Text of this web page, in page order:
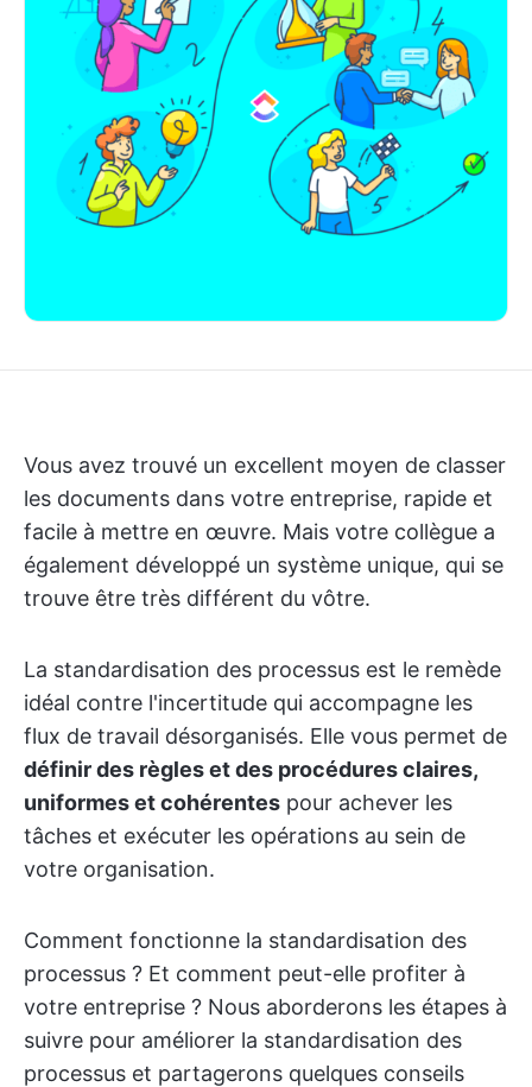
Vous avez trouvé un excellent moyen de classer
les documents dans votre entreprise, rapide et
facile à mettre en œuvre. Mais votre collègue a
également développé un système unique, qui se
trouve être très différent du vôtre.
La standardisation des processus est le remède
idéal contre l'incertitude qui accompagne les
flux de travail désorganisés. Elle vous permet de
définir des règles et des procédures claires,
uniformes et cohérentes pour achever les
tâches et exécuter les opérations au sein de
votre organisation.
Comment fonctionne la standardisation des
processus ? Et comment peut-elle profiter à
votre entreprise ? Nous aborderons les étapes à
suivre pour améliorer la standardisation des
processus et partagerons quelques conseils